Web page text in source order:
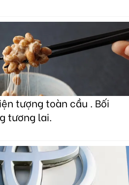
tượng toàn cầu . Bối
tương lai.